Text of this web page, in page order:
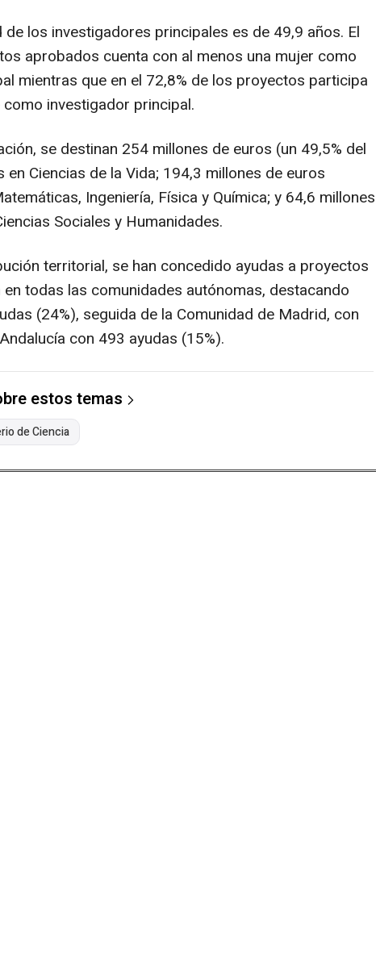
los investigadores principales es de 49,9 años. El
aprobados cuenta con al menos una mujer como
mientras que en el 72,8% de los proyectos participa
investigador principal.
se destinan 254 millones de euros (un 49,5% del
Ciencias de la Vida; 194,3 millones de euros
Ingeniería, Física y Química; y 64,6 millones
Sociales y Humanidades.
territorial, se han concedido ayudas a proyectos
todas las comunidades autónomas, destacando
(24%), seguida de la Comunidad de Madrid, con
con 493 ayudas (15%).
estos temas
de Ciencia